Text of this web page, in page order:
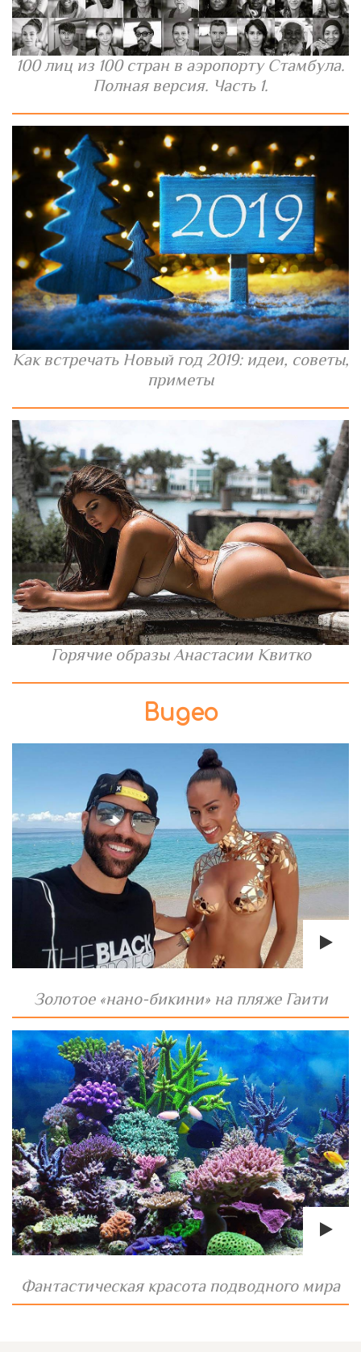
100 лиц из 100 стран в аэропорту Стамбула.
Полная версия. Часть 1.
Как встречать Новый год 2019: идеи, советы,
приметы
Горячие образы Анастасии Квитко
Видео
Золотое «нано-бикини» на пляже Гаити
Фантастическая красота подводного мира